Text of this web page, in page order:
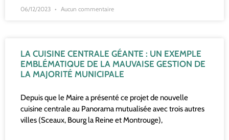
06/12/2023 Aucun commentaire
LA CUISINE CENTRALE GÉANTE : UN EXEMPLE
EMBLÉMATIQUE DE LA MAUVAISE GESTION DE
LA MAJORITÉ MUNICIPALE
Depuis que le Maire a présenté ce projet de nouvelle
cuisine centrale au Panorama mutualisée avec trois autres
villes (Sceaux, Bourg la Reine et Montrouge),